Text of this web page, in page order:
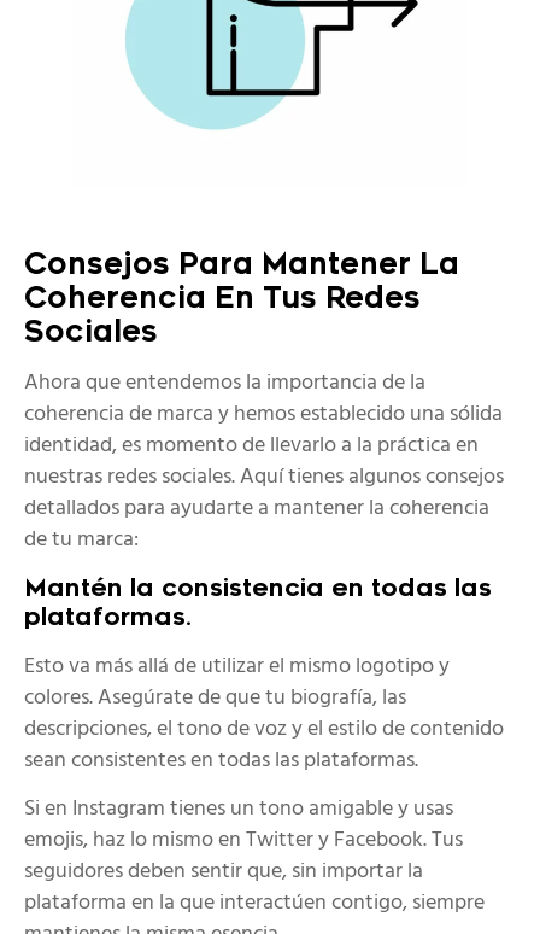
Consejos Para Mantener La
Coherencia En Tus Redes
Sociales
Ahora que entendemos la importancia de la
coherencia de marca y hemos establecido una sólida
identidad, es momento de llevarlo a la práctica en
nuestras redes sociales. Aquí tienes algunos consejos
detallados para ayudarte a mantener la coherencia
de tu marca:
Mantén la consistencia en todas las
plataformas.
Esto va más allá de utilizar el mismo logotipo y
colores. Asegúrate de que tu biografía, las
descripciones, el tono de voz y el estilo de contenido
sean consistentes en todas las plataformas.
Si en Instagram tienes un tono amigable y usas
emojis, haz lo mismo en Twitter y Facebook. Tus
seguidores deben sentir que, sin importar la
plataforma en la que interactúen contigo, siempre